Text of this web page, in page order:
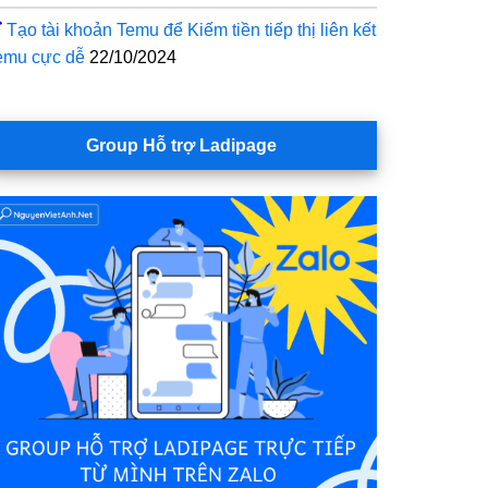
Tạo tài khoản Temu để Kiếm tiền tiếp thị liên kết
cực dễ 22/10/2024
Group Hỗ trợ Ladipage